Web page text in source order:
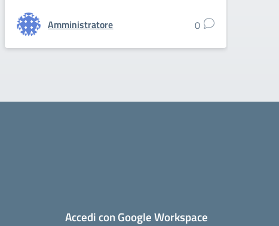
Amministratore 0
Accedi con Google Workspace